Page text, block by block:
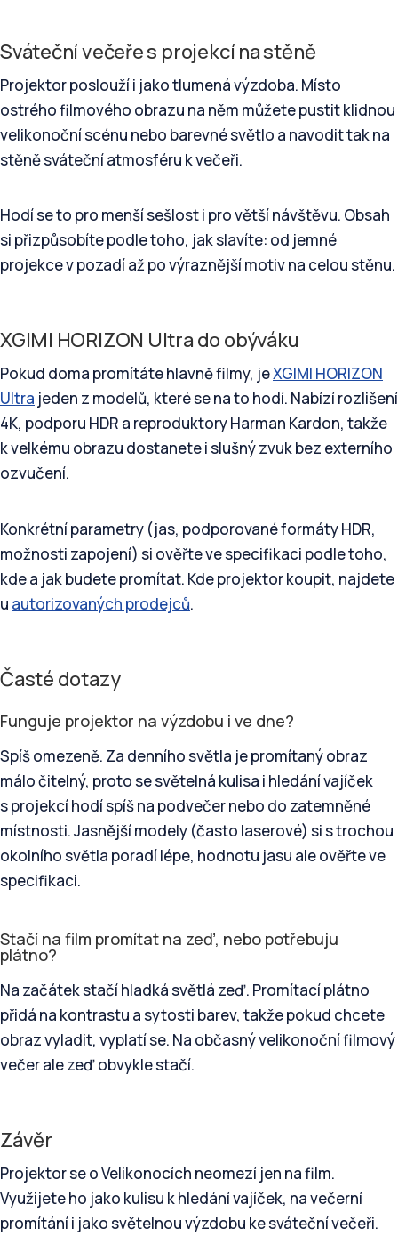
Sváteční večeře s projekcí na stěně
Projektor poslouží i jako tlumená výzdoba. Místo
ostrého filmového obrazu na něm můžete pustit klidnou
velikonoční scénu nebo barevné světlo a navodit tak na
stěně sváteční atmosféru k večeři.
Hodí se to pro menší sešlost i pro větší návštěvu. Obsah
si přizpůsobíte podle toho, jak slavíte: od jemné
projekce v pozadí až po výraznější motiv na celou stěnu.
XGIMI HORIZON Ultra do obýváku
Pokud doma promítáte hlavně filmy, jeXGIMI HORIZON
Ultra jeden z modelů, které se na to hodí. Nabízí rozlišení
4K, podporu HDR a reproduktory Harman Kardon, takže
k velkému obrazu dostanete i slušný zvuk bez externího
ozvučení.
Konkrétní parametry (jas, podporované formáty HDR,
možnosti zapojení) si ověřte ve specifikaci podle toho,
kde a jak budete promítat. Kde projektor koupit, najdete
u autorizovaných prodejců.
Časté dotazy
Funguje projektor na výzdobu i ve dne?
Spíš omezeně. Za denního světla je promítaný obraz
málo čitelný, proto se světelná kulisa i hledání vajíček
s projekcí hodí spíš na podvečer nebo do zatemněné
místnosti. Jasnější modely (často laserové) si s trochou
okolního světla poradí lépe, hodnotu jasu ale ověřte ve
specifikaci.
Stačí na film promítat na zeď, nebo potřebuju
plátno?
Na začátek stačí hladká světlá zeď. Promítací plátno
přidá na kontrastu a sytosti barev, takže pokud chcete
obraz vyladit, vyplatí se. Na občasný velikonoční filmový
večer ale zeď obvykle stačí.
Závěr
Projektor se o Velikonocích neomezí jen na film.
Využijete ho jako kulisu k hledání vajíček, na večerní
promítání i jako světelnou výzdobu ke sváteční večeři.